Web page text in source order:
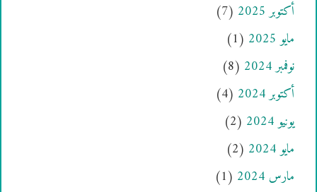
أكتوبر 2025
(7)
مايو 2025
(1)
نوفمبر 2024
(8)
أكتوبر 2024
(4)
يونيو 2024
(2)
مايو 2024
(2)
مارس 2024
(1)